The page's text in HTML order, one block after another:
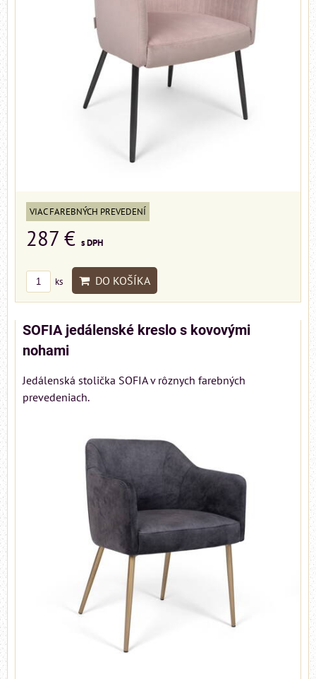
VIAC FAREBNÝCH PREVEDENÍ
287 € s DPH
ks DO KOŠÍKA
SOFIA jedálenské kreslo s kovovými
nohami
Jedálenská stolička SOFIA v rôznych farebných
prevedeniach.